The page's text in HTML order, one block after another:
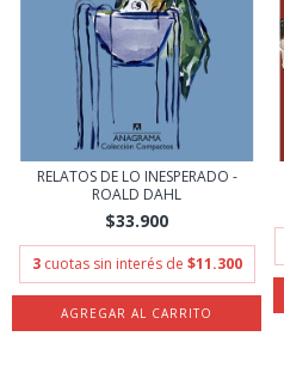
RELATOS DE LO INESPERADO -
ROALD DAHL
$33.900
3 cuotas sin interés de $11.300